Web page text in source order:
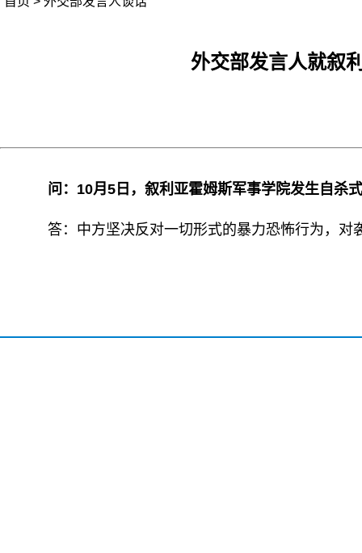
外交部发言人就叙
问：10月5日，叙利亚霍姆斯军事学院发生自杀
答：中方坚决反对一切形式的暴力恐怖行为，